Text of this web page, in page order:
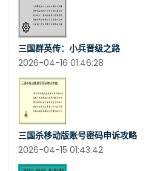
三国群英传：小兵晋级之路
2026-04-16 01:46:28
三国杀移动版账号密码申诉攻略
2026-04-15 01:43:42